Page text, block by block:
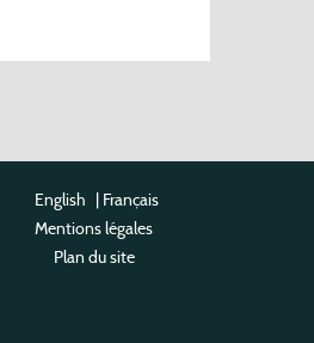
English | Français
Mentions légales
Plan du site